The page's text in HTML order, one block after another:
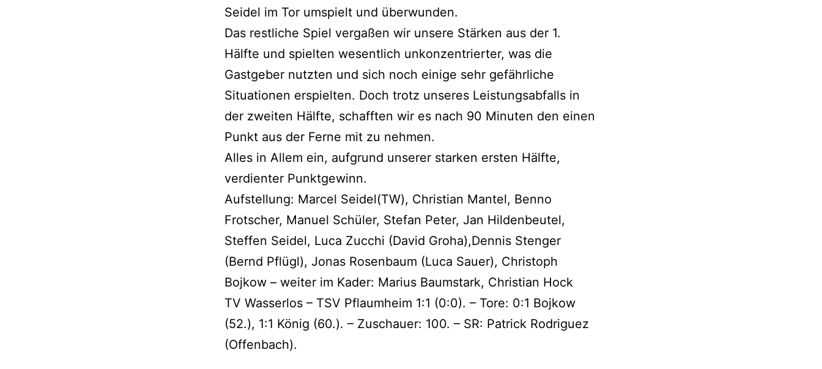
Seidel im Tor umspielt und überwunden.
Das restliche Spiel vergaßen wir unsere Stärken aus der 1.
Hälfte und spielten wesentlich unkonzentrierter, was die
Gastgeber nutzten und sich noch einige sehr gefährliche
Situationen erspielten. Doch trotz unseres Leistungsabfalls in
der zweiten Hälfte, schafften wir es nach 90 Minuten den einen
Punkt aus der Ferne mit zu nehmen.
Alles in Allem ein, aufgrund unserer starken ersten Hälfte,
verdienter Punktgewinn.
Aufstellung: Marcel Seidel(TW), Christian Mantel, Benno
Frotscher, Manuel Schüler, Stefan Peter, Jan Hildenbeutel,
Steffen Seidel, Luca Zucchi (David Groha),Dennis Stenger
(Bernd Pflügl), Jonas Rosenbaum (Luca Sauer), Christoph
Bojkow – weiter im Kader: Marius Baumstark, Christian Hock
TV Wasserlos – TSV Pflaumheim 1:1 (0:0). – Tore: 0:1 Bojkow
(52.), 1:1 König (60.). – Zuschauer: 100. – SR: Patrick Rodriguez
(Offenbach).